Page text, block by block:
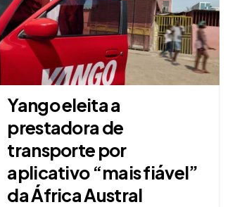
Yango eleita a
prestadora de
transporte por
aplicativo “mais fiável”
da África Austral